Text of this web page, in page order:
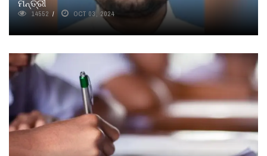
ମନ୍ତ୍ରୀ
14552 OCT 03, 2024